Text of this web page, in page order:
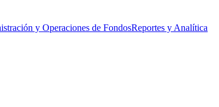
y Operaciones de FondosReportes y Analítica